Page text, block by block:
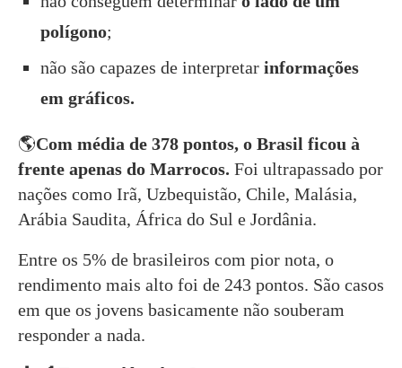
polígono;
não são capazes de interpretar informações
em gráficos.
🌎Com média de 378 pontos, o Brasil ficou à
frente apenas do Marrocos. Foi ultrapassado por
nações como Irã, Uzbequistão, Chile, Malásia,
Arábia Saudita, África do Sul e Jordânia.
Entre os 5% de brasileiros com pior nota, o
rendimento mais alto foi de 243 pontos. São casos
em que os jovens basicamente não souberam
responder a nada.